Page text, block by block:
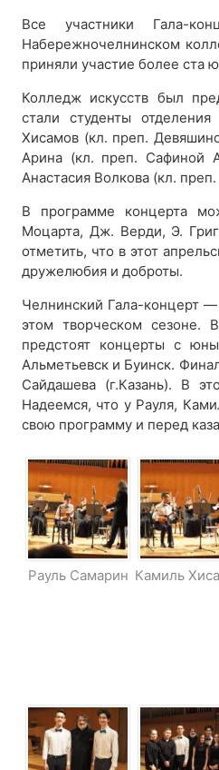
Все участники Гала-
Набережночелнинском
приняли участие более ста
Колледж искусств был
стали студенты
Хисамов (кл. преп.
Арина (кл. преп. Сафиной
Анастасия Волкова (кл.
В программе концерта
Моцарта, Дж. Верди, Э.
отметить, что в этот
дружелюбия и доброты.
Челнинский Гала-концерт
этом творческом сезоне.
предстоят концерты с
Альметьевск и Буинск.
Сайдашева (г.Казань). В
Надеемся, что у Рауля,
свою программу и перед
Рауль Самарин Камиль